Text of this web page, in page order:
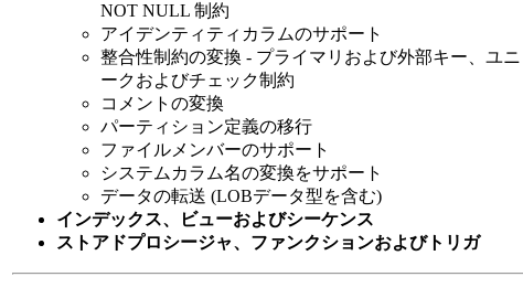
NOT NULL 制約
アイデンティティカラムのサポート
整合性制約の変換 - プライマリおよび外部キー、ユニ
ークおよびチェック制約
コメントの変換
パーティション定義の移行
ファイルメンバーのサポート
システムカラム名の変換をサポート
データの転送 (LOBデータ型を含む)
インデックス、ビューおよびシーケンス
ストアドプロシージャ、ファンクションおよびトリガ